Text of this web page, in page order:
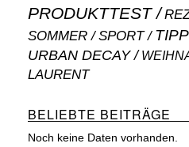
PRODUKTTEST
SOMMER SPORT
URBAN DECAY
LAURENT
BELIEBTE BEITRÄGE
Noch keine Daten vorhanden.